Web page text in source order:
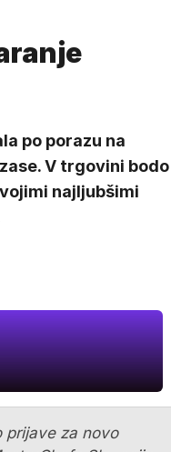
po porazu na
V trgovini bodo
najljubšimi
prijave za novo